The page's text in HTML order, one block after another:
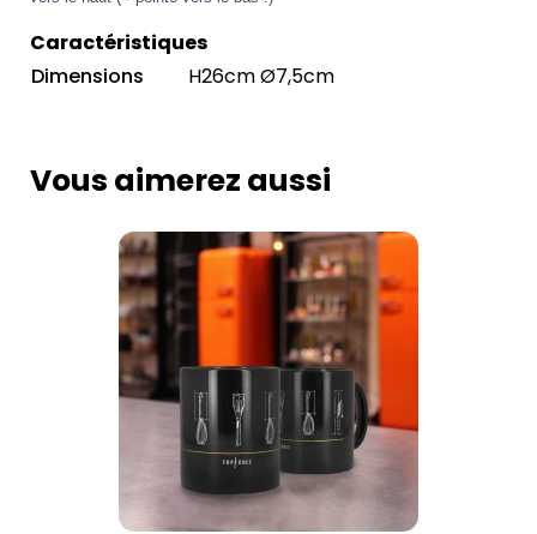
Caractéristiques
Dimensions
H26cm Ø7,5cm
Vous aimerez aussi